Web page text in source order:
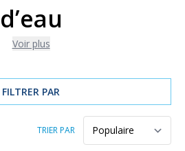
d’eau
Voir plus
FILTRER PAR
TRIER PAR